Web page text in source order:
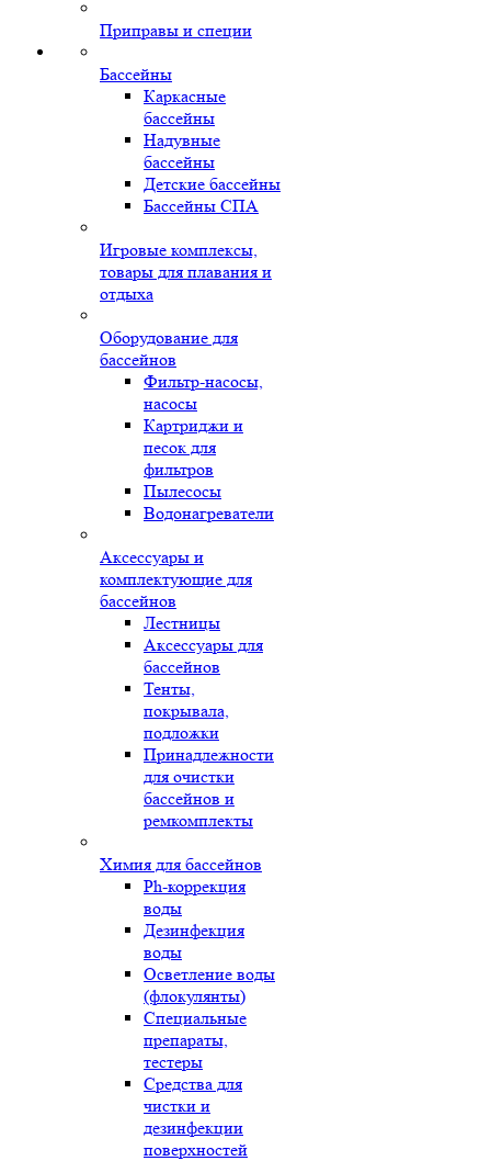
Приправы и специи
Бассейны
Каркасные
бассейны
Надувные
бассейны
Детские бассейны
Бассейны СПА
Игровые комплексы,
товары для плавания и
отдыха
Оборудование для
бассейнов
Фильтр-насосы,
насосы
Картриджи и
песок для
фильтров
Пылесосы
Водонагреватели
Аксессуары и
комплектующие для
бассейнов
Лестницы
Аксессуары для
бассейнов
Тенты,
покрывала,
подложки
Принадлежности
для очистки
бассейнов и
ремкомплекты
Химия для бассейнов
Ph-коррекция
воды
Дезинфекция
воды
Осветление воды
(флокулянты)
Специальные
препараты,
тестеры
Средства для
чистки и
дезинфекции
поверхностей